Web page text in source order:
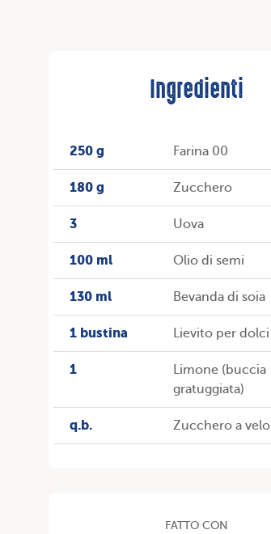
Ingredienti
250 g Farina 00
180 g Zucchero
3 Uova
100 ml Olio di semi
130 ml Bevanda di soia
1 bustina Lievito per dolci
1
Limone (buccia
gratuggiata)
q.b. Zucchero a velo
FATTO CON